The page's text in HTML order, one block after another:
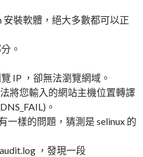
安裝軟體，絕大多數都可以正
。
IP ，卻無法瀏覽網域。
將您輸入的網站主機位置轉譯
。
一樣的問題，猜測是 selinux 的
，發現一段